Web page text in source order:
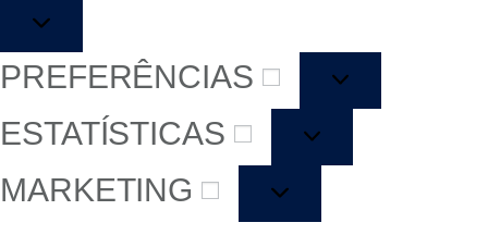
PREFERÊNCIAS
ESTATÍSTICAS
MARKETING